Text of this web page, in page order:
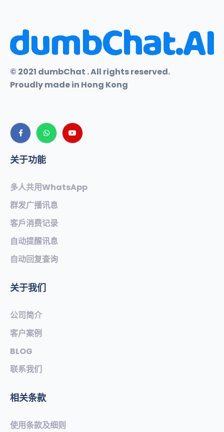
© 2021 dumbChat . All rights reserved.
Proudly made in Hong Kong
关于功能
多人共用WhatsApp
群发广播讯息
客戶消费记录
自动提醒讯息
自动回复查询
关于我们
公司简介
客户案例
BLOG
联系我们
相关条款
使用条款及细则